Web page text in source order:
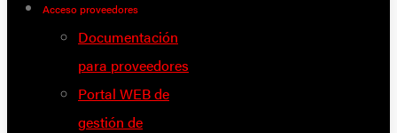
Acceso proveedores
Documentación
para proveedores
Portal WEB de
gestión de